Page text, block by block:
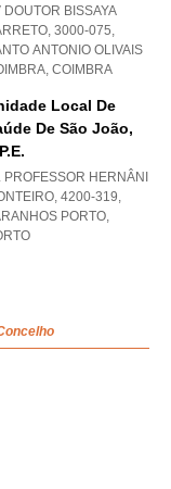
DOUTOR BISSAYA
3000-075,
ANTONIO OLIVAIS
, COIMBRA
Local De
De São João,
PROFESSOR HERNÂNI
4200-319,
PORTO,